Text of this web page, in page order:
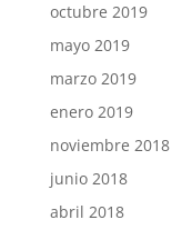
octubre 2019
mayo 2019
marzo 2019
enero 2019
noviembre 2018
junio 2018
abril 2018